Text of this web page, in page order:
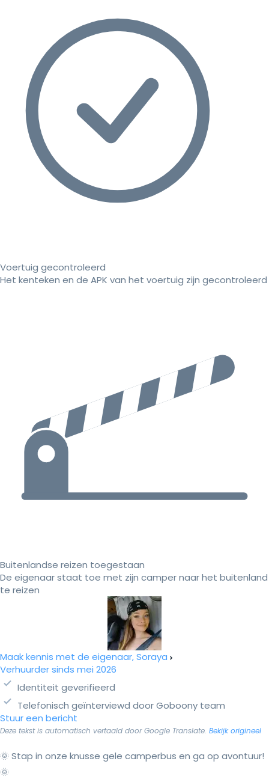
Voertuig gecontroleerd
Het kenteken en de APK van het voertuig zijn gecontroleerd
Buitenlandse reizen toegestaan
De eigenaar staat toe met zijn camper naar het buitenland
te reizen
Maak kennis met de eigenaar, Soraya
Verhuurder sinds mei 2026
Identiteit geverifieerd
Telefonisch geïnterviewd door Goboony team
Stuur een bericht
Deze tekst is automatisch vertaald door Google Translate. Bekijk origineel
🌞 Stap in onze knusse gele camperbus en ga op avontuur!
🌞